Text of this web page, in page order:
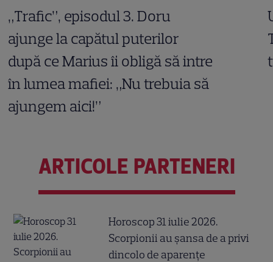
„Trafic”, episodul 3. Doru
ajunge la capătul puterilor
după ce Marius îi obligă să intre
în lumea mafiei: „Nu trebuia să
ajungem aici!”
ARTICOLE PARTENERI
Horoscop 31 iulie 2026.
Scorpionii au șansa de a privi
dincolo de aparențe